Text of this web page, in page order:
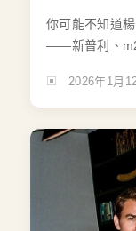
你可能不知道
——新普利、m2
2026年1月